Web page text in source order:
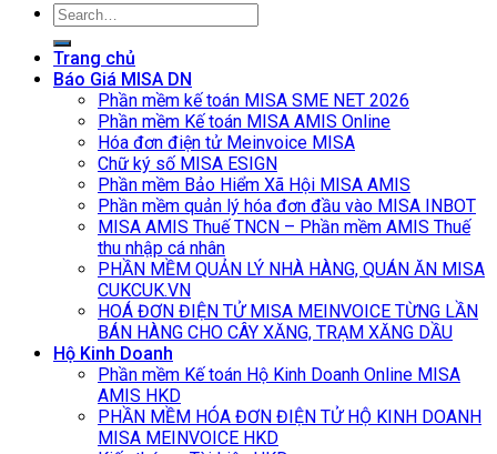
Search
for:
Trang chủ
Báo Giá MISA DN
Phần mềm kế toán MISA SME NET 2026
Phần mềm Kế toán MISA AMIS Online
Hóa đơn điện tử Meinvoice MISA
Chữ ký số MISA ESIGN
Phần mềm Bảo Hiểm Xã Hội MISA AMIS
Phần mềm quản lý hóa đơn đầu vào MISA INBOT
MISA AMIS Thuế TNCN – Phần mềm AMIS Thuế
thu nhập cá nhân
PHẦN MỀM QUẢN LÝ NHÀ HÀNG, QUÁN ĂN MISA
CUKCUK.VN
HOÁ ĐƠN ĐIỆN TỬ MISA MEINVOICE TỪNG LẦN
BÁN HÀNG CHO CÂY XĂNG, TRẠM XĂNG DẦU
Hộ Kinh Doanh
Phần mềm Kế toán Hộ Kinh Doanh Online MISA
AMIS HKD
PHẦN MỀM HÓA ĐƠN ĐIỆN TỬ HỘ KINH DOANH
MISA MEINVOICE HKD